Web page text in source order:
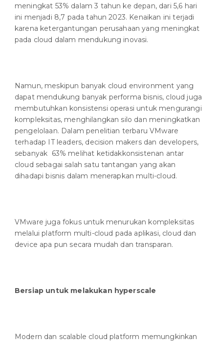
meningkat 53% dalam 3 tahun ke depan, dari 5,6 hari
ini menjadi 8,7 pada tahun 2023. Kenaikan ini terjadi
karena ketergantungan perusahaan yang meningkat
pada cloud dalam mendukung inovasi.
Namun, meskipun banyak cloud environment yang
dapat mendukung banyak performa bisnis, cloud juga
membutuhkan konsistensi operasi untuk mengurangi
kompleksitas, menghilangkan silo dan meningkatkan
pengelolaan. Dalam penelitian terbaru VMware
terhadap IT leaders, decision makers dan developers,
sebanyak 63% melihat ketidakkonsistenan antar
cloud sebagai salah satu tantangan yang akan
dihadapi bisnis dalam menerapkan multi-cloud.
VMware juga fokus untuk menurukan kompleksitas
melalui platform multi-cloud pada aplikasi, cloud dan
device apa pun secara mudah dan transparan.
Bersiap untuk melakukan hyperscale
Modern dan scalable cloud platform memungkinkan